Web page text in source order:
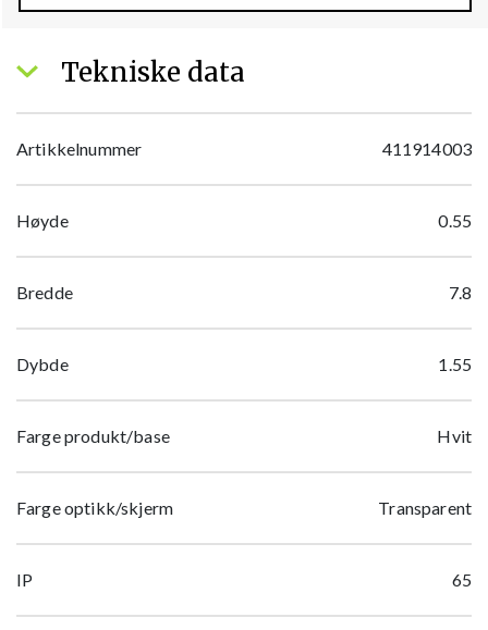
Tekniske data
Artikkelnummer 411914003
Høyde 0.55
Bredde 7.8
Dybde 1.55
Farge produkt/base Hvit
Farge optikk/skjerm Transparent
IP 65